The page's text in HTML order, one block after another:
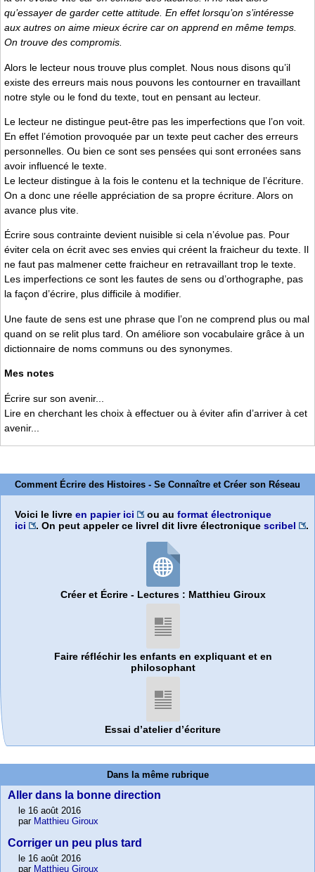
qu’essayer de garder cette attitude. En effet lorsqu’on s’intéresse
aux autres on aime mieux écrire car on apprend en même temps.
On trouve des compromis.
Alors le lecteur nous trouve plus complet. Nous nous disons qu’il
existe des erreurs mais nous pouvons les contourner en travaillant
notre style ou le fond du texte, tout en pensant au lecteur.
Le lecteur ne distingue peut-être pas les imperfections que l’on voit.
En effet l’émotion provoquée par un texte peut cacher des erreurs
personnelles. Ou bien ce sont ses pensées qui sont erronées sans
avoir influencé le texte.
Le lecteur distingue à la fois le contenu et la technique de l’écriture.
On a donc une réelle appréciation de sa propre écriture. Alors on
avance plus vite.
Écrire sous contrainte devient nuisible si cela n’évolue pas. Pour
éviter cela on écrit avec ses envies qui créent la fraicheur du texte. Il
ne faut pas malmener cette fraicheur en retravaillant trop le texte.
Les imperfections ce sont les fautes de sens ou d’orthographe, pas
la façon d’écrire, plus difficile à modifier.
Une faute de sens est une phrase que l’on ne comprend plus ou mal
quand on se relit plus tard. On améliore son vocabulaire grâce à un
dictionnaire de noms communs ou des synonymes.
Mes notes
Écrire sur son avenir...
Lire en cherchant les choix à effectuer ou à éviter afin d’arriver à cet
avenir...
Comment Écrire des Histoires - Se Connaître et Créer son Réseau
Voici le livre en papier ici ou au format électronique
ici
. On peut appeler ce livrel dit livre électronique scribel .
Créer et Écrire - Lectures : Matthieu Giroux
Faire réfléchir les enfants en expliquant et en
philosophant
Essai d’atelier d’écriture
Dans la même rubrique
Aller dans la bonne direction
le 16 août 2016
par Matthieu Giroux
Corriger un peu plus tard
le 16 août 2016
par Matthieu Giroux